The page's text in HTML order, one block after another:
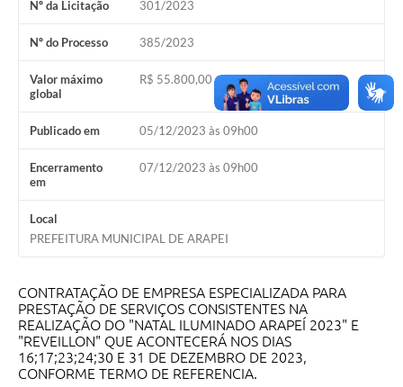
Contratos
Audiências Públicas
Publicações 3º Setor
Contas Públicas
Telefones Úteis
Emprega
Agenda
SIC
Planejamento
Nº da Licitação 301/2023
Nº do Processo 385/2023
Valor máximo
global
R$ 55.800,00
Publicado em 05/12/2023 às 09h00
Encerramento
em
07/12/2023 às 09h00
Local
PREFEITURA MUNICIPAL DE ARAPEI
CONTRATAÇÃO DE EMPRESA ESPECIALIZADA PARA
PRESTAÇÃO DE SERVIÇOS CONSISTENTES NA
REALIZAÇÃO DO "NATAL ILUMINADO ARAPEÍ 2023" E
"REVEILLON" QUE ACONTECERÁ NOS DIAS
16;17;23;24;30 E 31 DE DEZEMBRO DE 2023,
CONFORME TERMO DE REFERENCIA.